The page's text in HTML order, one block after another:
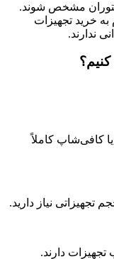
مشخص شوند.
خرید تجهیزات
ندارند.
کافی‌شاپ کاملاً
تجهیزاتی نیاز دارید.
تجهیزات دارند.